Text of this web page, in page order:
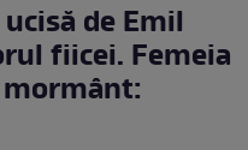
de Emil
fiicei. Femeia